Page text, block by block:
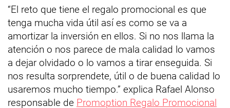
“El reto que tiene el regalo promocional es que
tenga mucha vida útil así es como se va a
amortizar la inversión en ellos. Si no nos llama la
atención o nos parece de mala calidad lo vamos
a dejar olvidado o lo vamos a tirar enseguida. Si
nos resulta sorprendete, útil o de buena calidad lo
usaremos mucho tiempo.” explica Rafael Alonso
responsable de Promoption Regalo Promocional